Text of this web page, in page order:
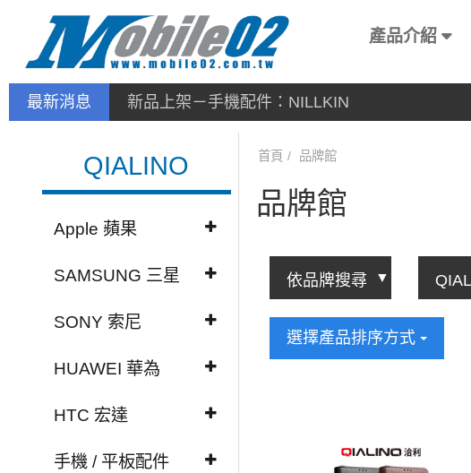
產品介紹
最新消息 停產通告
QIALINO
Apple 蘋果
SAMSUNG 三星
SONY 索尼
HUAWEI 華為
HTC 宏達
手機 / 平板配件
首頁 品牌館
品牌館
選擇產品排序方式